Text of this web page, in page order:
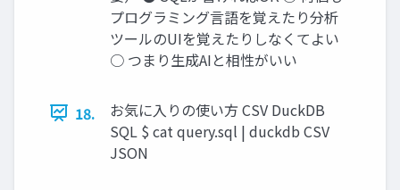
プログラミング言語を覚えたり分析
ツールのUIを覚えたりしなくてよい
○ つまり生成AIと相性がいい
18.
お気に入りの使い方 CSV DuckDB
SQL $ cat query.sql | duckdb CSV
JSON